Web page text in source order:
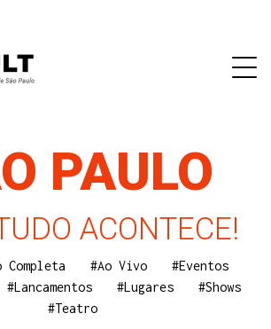
PAULO
ACONTECE!
Completa #Ao Vivo
#Eventos
#Lancamentos #Lugares
#Shows
#Teatro